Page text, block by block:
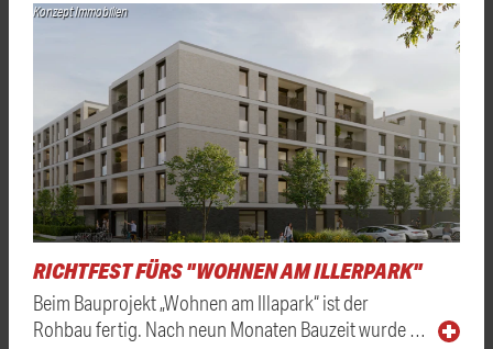
Konzept Immobilien
RICHTFEST FÜRS "WOHNEN AM ILLERPARK"
Beim Bauprojekt „Wohnen am Illapark“ ist der
Rohbau fertig. Nach neun Monaten Bauzeit wurde …